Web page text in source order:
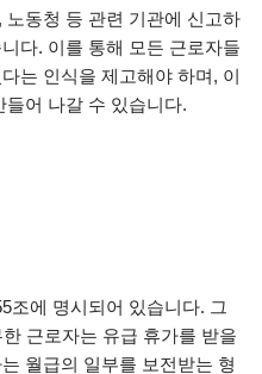
동청 등 관련 기관에 신고하
다. 이를 통해 모든 근로자들
는 인식을 제고해야 하며, 이
어 나갈 수 있습니다.
조에 명시되어 있습니다. 그
근로자는 유급 휴가를 받을
월급의 일부를 보전받는 형